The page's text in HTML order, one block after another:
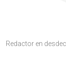
Redactor en